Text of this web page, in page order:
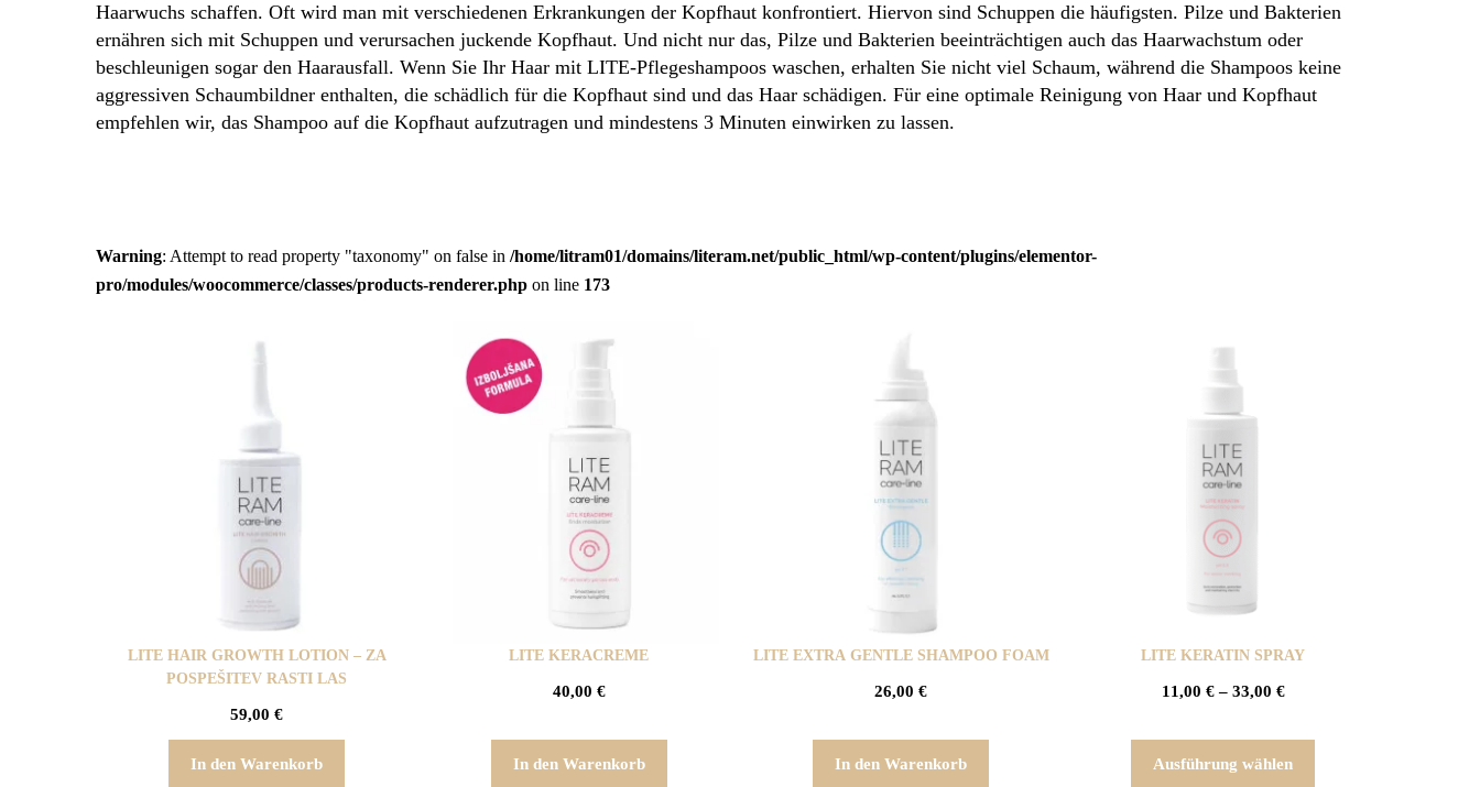
Haarwuchs schaffen. Oft wird man mit verschiedenen Erkrankungen der Kopfhaut konfrontiert. Hiervon sind Schuppen die häufigsten. Pilze und Bakterien
ernähren sich mit Schuppen und verursachen juckende Kopfhaut. Und nicht nur das, Pilze und Bakterien beeinträchtigen auch das Haarwachstum oder
beschleunigen sogar den Haarausfall. Wenn Sie Ihr Haar mit LITE-Pflegeshampoos waschen, erhalten Sie nicht viel Schaum, während die Shampoos keine
aggressiven Schaumbildner enthalten, die schädlich für die Kopfhaut sind und das Haar schädigen. Für eine optimale Reinigung von Haar und Kopfhaut
empfehlen wir, das Shampoo auf die Kopfhaut aufzutragen und mindestens 3 Minuten einwirken zu lassen.
Warning: Attempt to read property "taxonomy" on false in /home/litram01/domains/literam.net/public_html/wp-content/plugins/elementor-
pro/modules/woocommerce/classes/products-renderer.php on line 173
LITE HAIR GROWTH LOTION – ZA
POSPEŠITEV RASTI LAS
59,00€
In den Warenkorb
LITE KERACREME
40,00 €
In den Warenkorb
LITE EXTRA GENTLE SHAMPOO FOAM
26,00€
In den Warenkorb
LITE KERATIN SPRAY
11,00 € – 33,00 €
Ausführung wählen